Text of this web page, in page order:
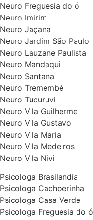
Neuro Freguesia do ó
Neuro Imirim
Neuro Jaçana
Neuro Jardim São Paulo
Neuro Lauzane Paulista
Neuro Mandaqui
Neuro Santana
Neuro Tremembé
Neuro Tucuruvi
Neuro Vila Guilherme
Neuro Vila Gustavo
Neuro Vila Maria
Neuro Vila Medeiros
Neuro Vila Nivi
Psicologa Brasilandia
Psicologa Cachoerinha
Psicologa Casa Verde
Psicologa Freguesia do ó